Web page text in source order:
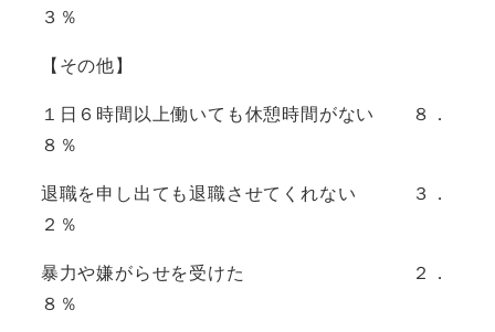
３％
【その他】
１日６時間以上働いても休憩時間がない ８．
８％
退職を申し出ても退職させてくれない ３．
２％
暴力や嫌がらせを受けた ２．
８％